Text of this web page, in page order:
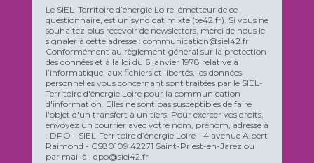
Le SIEL-Territoire d’énergie Loire, émetteur de ce
questionnaire, est un syndicat mixte (te42.fr). Si vous ne
souhaitez plus recevoir de newsletters, merci de nous le
signaler à cette adresse : communication@siel42.fr
Conformément au règlement général sur la protection
des données et à la loi du 6 janvier 1978 relative à
l’informatique, aux fichiers et libertés, les données
personnelles vous concernant sont traitées par le SIEL-
Territoire d'énergie Loire pour la communication
d'information. Elles ne sont pas susceptibles de faire
l'objet d'un transfert à un tiers. Pour exercer vos droits,
envoyez un courrier avec votre nom, prénom, adresse à
: DPO - SIEL-Territoire d’énergie Loire - 4 avenue Albert
Raimond - CS80109 42271 Saint-Priest-en-Jarez ou
par mail à : dpo@siel42.fr